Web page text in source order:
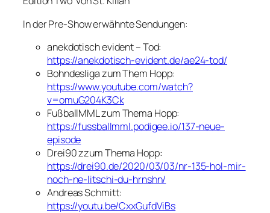
In der Pre-Show erwähnte Sendungen:
anekdotisch evident – Tod:
https://anekdotisch-evident.de/ae24-tod/
Bohndesliga zum Them Hopp:
https://www.youtube.com/watch?
v=omuG204K3Ck
FußballMML zum Thema Hopp:
https://fussballmml.podigee.io/137-neue-
episode
Drei90 zzum Thema Hopp:
https://drei90.de/2020/03/03/nr-135-hol-mir-
noch-ne-litschi-du-hrnshn/
Andreas Schmitt:
https://youtu.be/CxxGufdViBs